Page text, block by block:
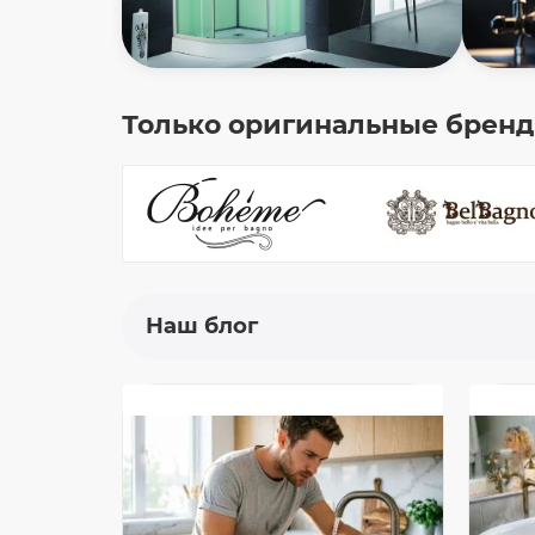
Только оригинальные
Наш блог